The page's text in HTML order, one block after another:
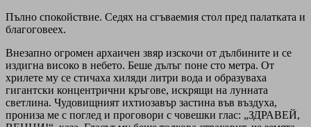
Пълно спокойствие. Седях на сгъваемия стол пред палатката и
благоговеех.
Внезапно огромен архаичен звяр изскочи от дълбините и се
издигна високо в небето. Беше дълъг поне сто метра. От
хрилете му се стичаха хиляди литри вода и образуваха
гигантски концентрични кръгове, искрящи на лунната
светлина. Чудовищният ихтиозавър застина във въздуха,
прониза ме с поглед и проговори с човешки глас: „ЗДРАВЕЙ,